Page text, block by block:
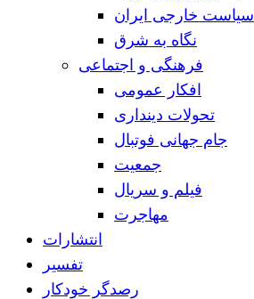
سیاست خارجی ایران
نگاه به شرق
فرهنگی و اجتماعی
افکار عمومی
تحولات دینداری
جام جهانی فوتبال
جمعیت
فیلم و سریال
مهاجرت
انتشارات
تفسیر
رصدگر خودکار